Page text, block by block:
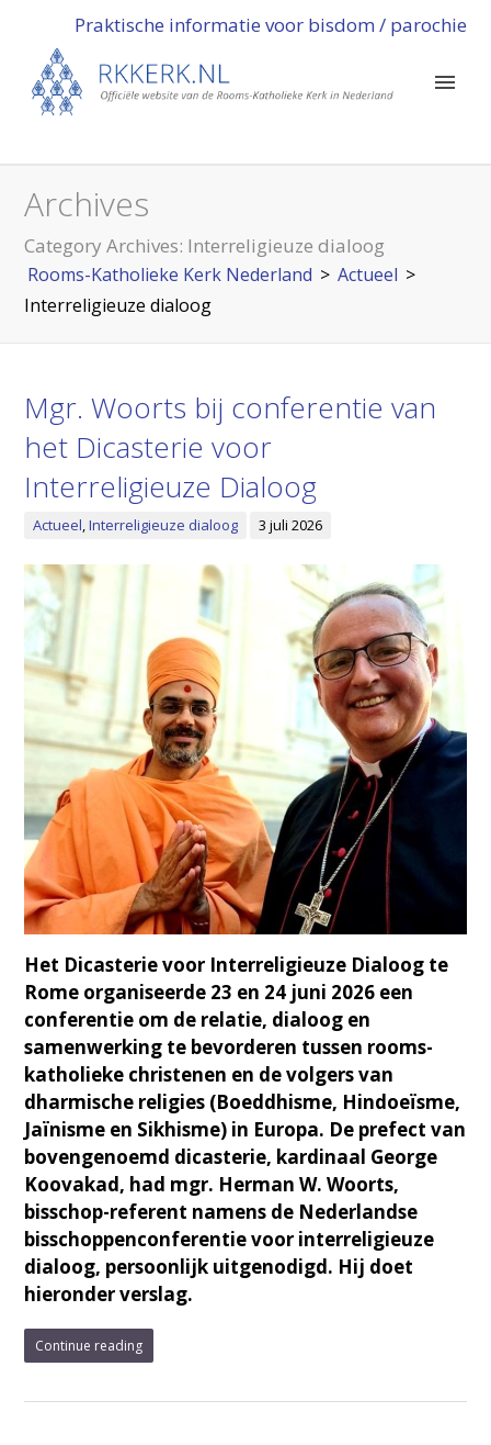
Praktische informatie voor bisdom / parochie
Archives
Category Archives: Interreligieuze dialoog
Rooms-Katholieke Kerk Nederland > Actueel >
Interreligieuze dialoog
Mgr. Woorts bij conferentie van
het Dicasterie voor
Interreligieuze Dialoog
Actueel,Interreligieuze dialoog 3 juli 2026
Het Dicasterie voor Interreligieuze Dialoog te
Rome organiseerde 23 en 24 juni 2026 een
conferentie om de relatie, dialoog en
samenwerking te bevorderen tussen rooms-
katholieke christenen en de volgers van
dharmische religies (Boeddhisme, Hindoeïsme,
Jaïnisme en Sikhisme) in Europa. De prefect van
bovengenoemd dicasterie, kardinaal George
Koovakad, had mgr. Herman W. Woorts,
bisschop-referent namens de Nederlandse
bisschoppenconferentie voor interreligieuze
dialoog, persoonlijk uitgenodigd. Hij doet
hieronder verslag.
Continue reading